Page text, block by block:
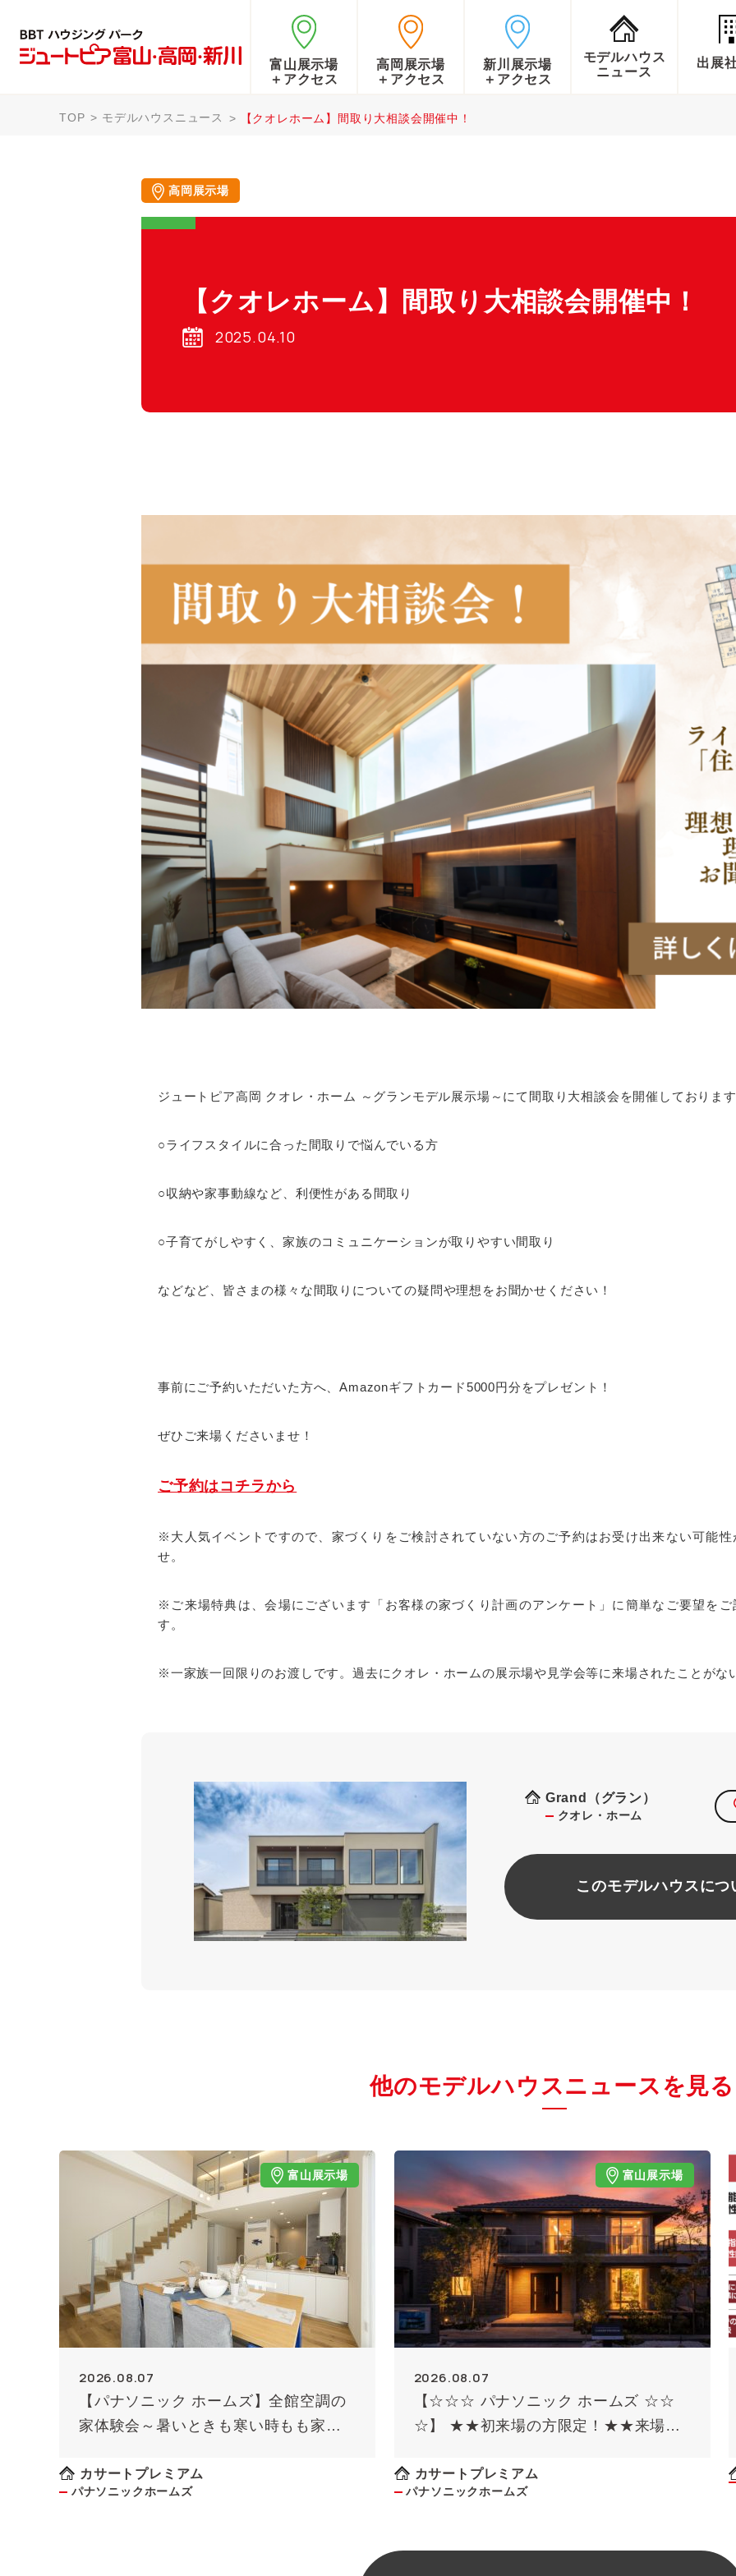
富山展示場
＋アクセス
高岡展示場
＋アクセス
新川展示場
＋アクセス
モデルハウス
ニュース
出展
TOP モデルハウスニュース 【クオレホーム】間取り大相談会開催中！
高岡展示場
【クオレホーム】間取り大相談会開催中！
2025.04.10
ジュートピア高岡 クオレ・ホーム ～グランモデル展示場～にて間取り大相談会を開催しておりま
○ライフスタイルに合った間取りで悩んでいる方
○収納や家事動線など、利便性がある間取り
○子育てがしやすく、家族のコミュニケーションが取りやすい間取り
などなど、皆さまの様々な間取りについての疑問や理想をお聞かせください！
事前にご予約いただいた方へ、Amazonギフトカード5000円分をプレゼント！
ぜひご来場くださいませ！
ご予約はコチラから
※大人気イベントですので、家づくりをご検討されていない方のご予約はお受け出来ない可能
せ。
※ご来場特典は、会場にございます「お客様の家づくり計画のアンケート」に簡単なご要望を
す。
※一家族一回限りのお渡しです。過去にクオレ・ホームの展示場や見学会等に来場されたことがな
Grand（グラン）
クオレ・ホーム
このモデルハウスに
他のモデルハウスニュースを見る
富山展示場
2026.08.07
【パナソニック ホームズ】全館空調の
家体験会～暑いときも寒い時もも家じ
カサートプレミアム
パナソニックホームズ
富山展示場
2026.08.07
【☆☆☆ パナソニック ホームズ ☆☆
☆】 ★★初来場の方限定！★★来場予
ス！！(条件があります）
カサートプレミアム
パナソニックホームズ